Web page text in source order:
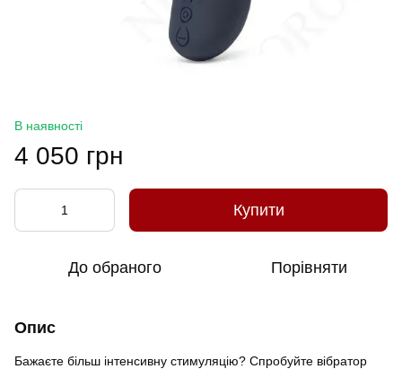
В наявності
4 050 грн
Купити
До обраного Порівняти
Опис
Бажаєте більш інтенсивну стимуляцію? Спробуйте вібратор